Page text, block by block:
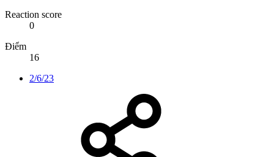
Reaction score
0
Điểm
16
2/6/23